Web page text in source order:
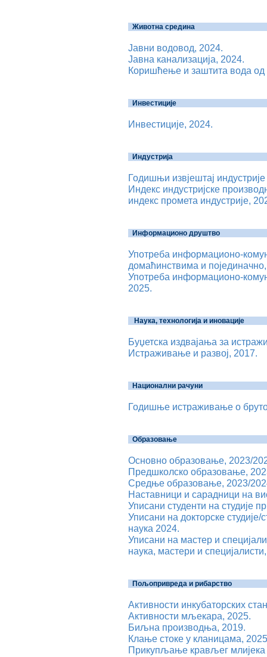
Животна средина
Јавни водовод, 2024.
Јавна канализација, 2024.
Коришћење и заштита вода од
Инвестиције
Инвестиције, 2024.
Индустрија
Годишњи извјештај
Индекс индустријске
индекс промета индустрије,
Информационо друштво
Употреба информационо-
домаћинствима и
Употреба информационо-
2025.
Наука, технологија и иновације
Буџетска издвајања за
Истраживање и развој, 2017.
Национални рачуни
Годишње истраживање о
Образовање
Основно образовање, 2023/
Предшколско образовање,
Средње образовање, 2023/
Наставници и сарадници на
Уписани студенти на студије
Уписани на докторске студије/
наука 2024.
Уписани на мастер и
наука, мастери и
Пољопривреда и рибарство
Активности инкубаторских
Активности мљекара, 2025.
Биљна производња, 2019.
Клање стоке у кланицама,
Прикупљање крављег млијека